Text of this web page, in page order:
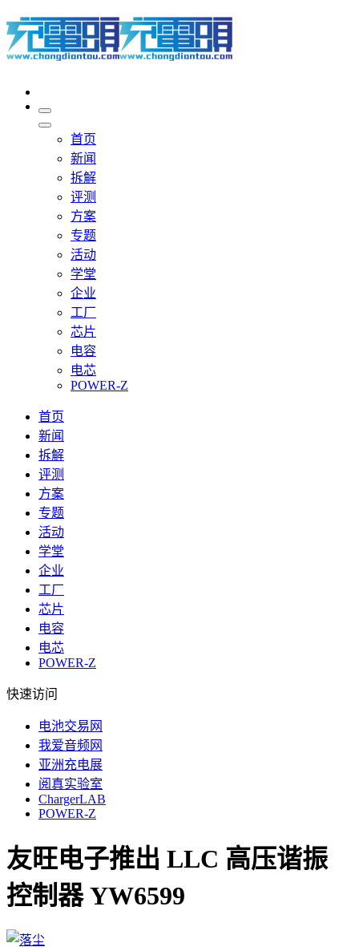
首页
新闻
拆解
评测
方案
专题
活动
学堂
企业
工厂
芯片
电容
电芯
POWER-Z
首页
新闻
拆解
评测
方案
专题
活动
学堂
企业
工厂
芯片
电容
电芯
POWER-Z
快速访问
电池交易网
我爱音频网
亚洲充电展
阅真实验室
ChargerLAB
POWER-Z
友旺电子推出 LLC 高压谐振
控制器 YW6599